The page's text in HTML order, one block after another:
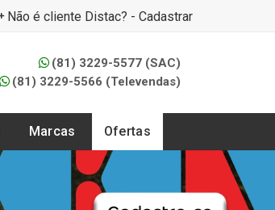
Não é cliente Distac? - Cadastrar
(81) 3229-5577 (SAC)
(81) 3229-5566 (Televendas)
Marcas Ofertas